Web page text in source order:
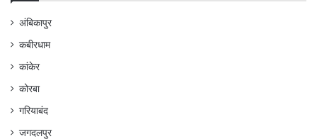
अंबिकापुर
कबीरधाम
कांकेर
कोरबा
गरियाबंद
जगदलपुर